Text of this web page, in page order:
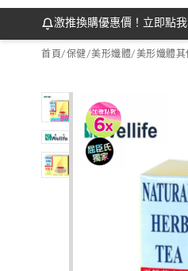
激推換購優惠價！立即點
首頁/保健/美形孅體/美形孅體其